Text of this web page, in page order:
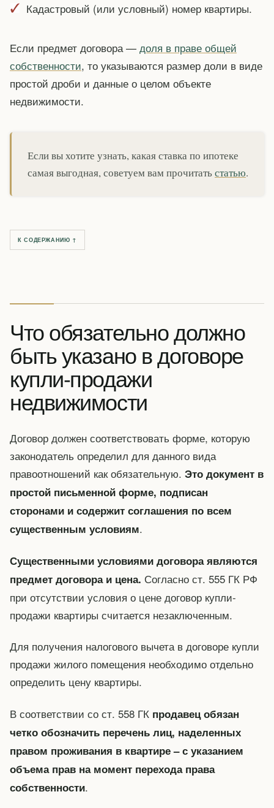
Кадастровый (или условный) номер квартиры.
Если предмет договора — доля в праве общей
собственности, то указываются размер доли в виде
простой дроби и данные о целом объекте
недвижимости.
Если вы хотите узнать, какая ставка по ипотеке
самая выгодная, советуем вам прочитатьстатью.
К СОДЕРЖАНИЮ ↑
Что обязательно должно
быть указано в договоре
купли-продажи
недвижимости
Договор должен соответствовать форме, которую
законодатель определил для данного вида
правоотношений как обязательную. Это документ в
простой письменной форме, подписан
сторонами и содержит соглашения по всем
существенным условиям.
Существенными условиями договора являются
предмет договора и цена. Согласно ст. 555 ГК РФ
при отсутствии условия о цене договор купли-
продажи квартиры считается незаключенным.
Для получения налогового вычета в договоре купли
продажи жилого помещения необходимо отдельно
определить цену квартиры.
В соответствии со ст. 558 ГК продавец обязан
четко обозначить перечень лиц, наделенных
правом проживания в квартире – с указанием
объема прав на момент перехода права
собственности.